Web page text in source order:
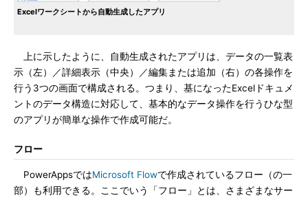
Excelワークシートから自動生成したアプリ
上に示したように、自動生成されたアプリは、データの一覧表
示（左）／詳細表示（中央）／編集または追加（右）の各操作を
行う3つの画面で構成される。つまり、基になったExcelドキュメ
ントのデータ構造に対応して、基本的なデータ操作を行うひな型
のアプリが簡単な操作で作成可能だ。
フロー
PowerAppsではMicrosoft Flowで作成されているフロー（の一
部）も利用できる。ここでいう「フロー」とは、さまざまなサー